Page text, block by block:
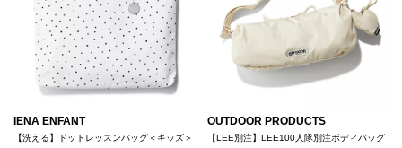
IENA ENFANT
【洗える】ドットレッスンバッグ＜キッズ＞
OUTDOOR PRODUCTS
【LEE別注】LEE100人隊別注ボディバッグ